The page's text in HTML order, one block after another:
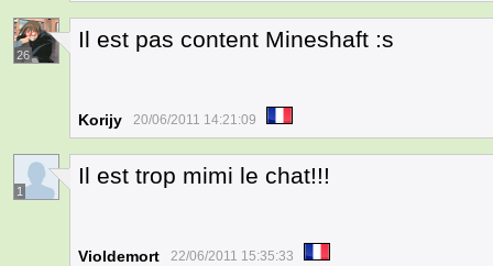
26
Il est pas content Mineshaft :s
Korijy 20/06/2011 14:21:09
1
Il est trop mimi le chat!!!
Violdemort 22/06/2011 15:35:33